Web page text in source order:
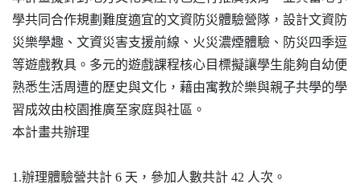
學共同合作規劃難度適宜的文資防災體驗營隊，設計文資防
災樂學趣 、 文資災害支援前線 、 火災濃煙體驗 、 防災四季逗
等遊戲教具。多元的遊戲課程核心目標擬讓學生能夠自幼便
熟悉生活周遭的歷史與文化，藉由寓教於樂與親子共學的學
習成效由校園推廣至家庭與社區。
本計畫共辦理
1.辦理體驗營共計 6 天，參加人數共計 42 人次。